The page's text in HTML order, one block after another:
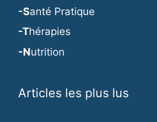
-Santé Pratique
-Thérapies
-Nutrition
Articles les plus lus